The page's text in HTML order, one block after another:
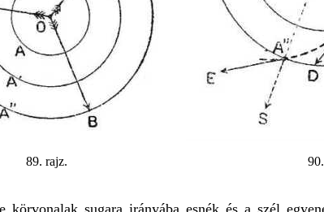
89. rajz.
sugara irányába esnék és a szél